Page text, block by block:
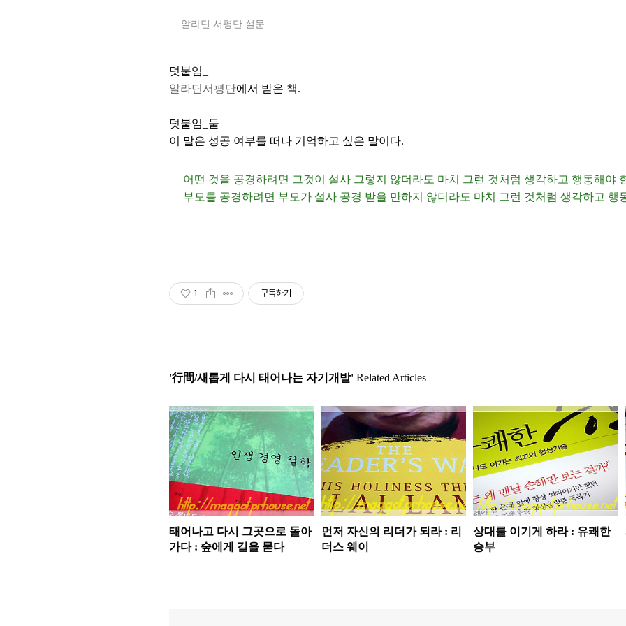
알라딘 서평단 설문
덧붙임_
알라딘서평단에서 받은 책.
덧붙임_둘
이 말은 성공 여부를 떠나 기억하고 싶은 말이다.
어떤 것을 공경하려면 그것이 설사 그렇지 않더라도 마치 그런 것처럼 생각하고 행동해야
부모를 공경하려면 부모가 설사 공경 받을 만하지 않더라도 마치 그런 것처럼 생각하고 행
1 구독하기
'行間/새롭게 다시 태어나는 자기개발' Related Articles
태어나고 다시 그곳으로 돌아
가다 : 숲에게 길을 묻다
먼저 자신의 리더가 되라 : 리
더스 웨이
상대를 이기게 하라 : 유쾌한
승부